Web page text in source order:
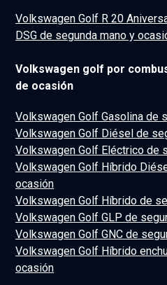
Volkswagen Golf R 20
DSG de segunda mano y
Volkswagen golf por
de ocasión
Volkswagen Golf Gasolina de
Volkswagen Golf Diésel de
Volkswagen Golf Eléctrico de
Volkswagen Golf Híbrido
ocasión
Volkswagen Golf Híbrido de
Volkswagen Golf GLP de
Volkswagen Golf GNC de
Volkswagen Golf Híbrido
ocasión